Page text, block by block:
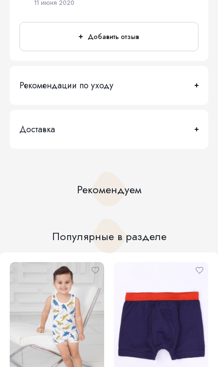
11 июня 2020
Добавить отзыв
Рекомендации по уходу
Доставка
Рекомендуем
Популярные в разделе